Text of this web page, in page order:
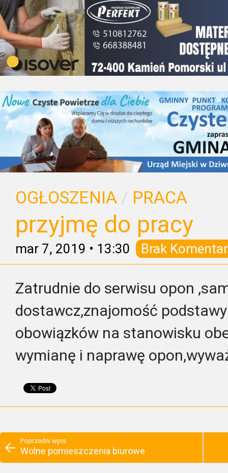
OGŁOSZENIA / PRACA
przyjmę do pracy
mar 7, 2019 • 13:30 Brak
Zatrudnie do serwisu opon
dostawcz,znajomość
obowiązków na stanowisku
wymianę i naprawę
Poprzedni wpis
Wolne pomieszczenia biurowe